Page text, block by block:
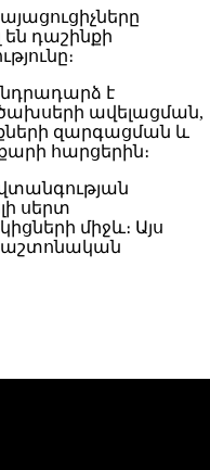
դաշինքի
է
ավելացման,
զարգացման և
հարցերին։
սերտ
միջև։ Այս